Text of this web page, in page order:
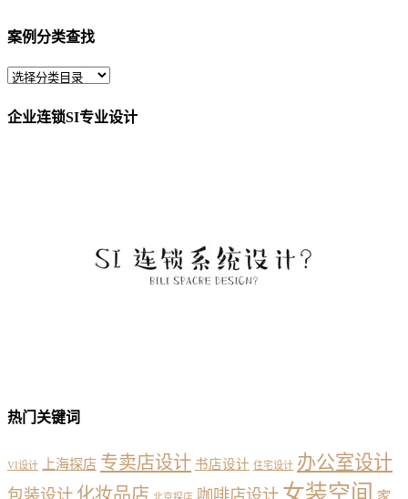
案例分类查找
企业连锁SI专业设计
热门关键词
VI设计 上海探店 专卖店设计 书店设计 住宅设计 办公室设计
包装设计 化妆品店 咖啡店设计 女装空间 家